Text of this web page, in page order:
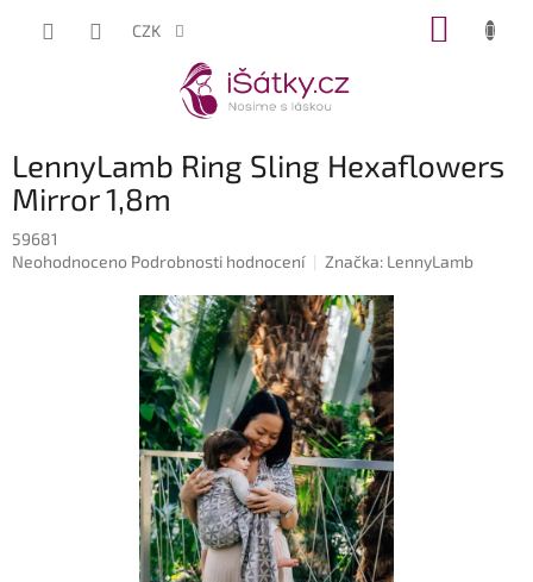
CZK
LennyLamb Ring Sling Hexaflowers
Mirror 1,8m
59681
Průměrné
Neohodnoceno Podrobnosti hodnocení Značka: LennyLamb